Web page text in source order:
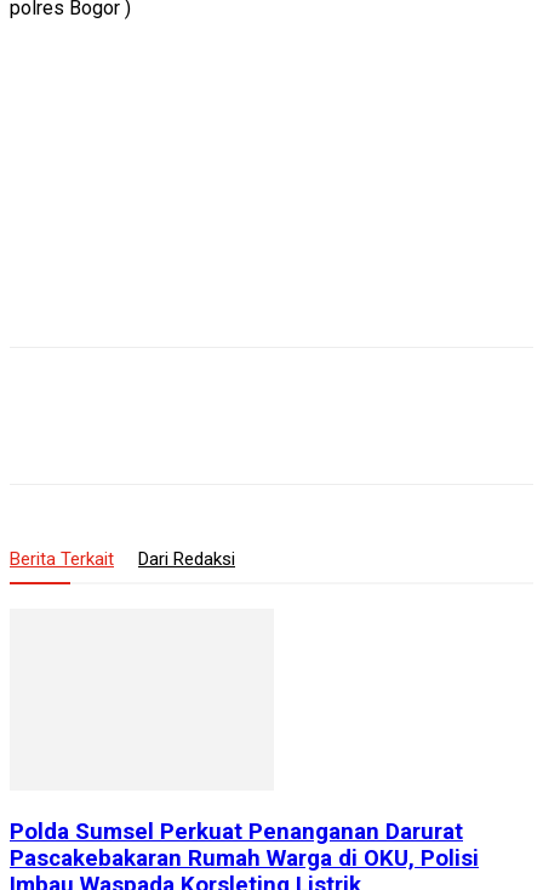
polres Bogor )
Berita Terkait Dari Redaksi
Polda Sumsel Perkuat Penanganan Darurat
Pascakebakaran Rumah Warga di OKU, Polisi